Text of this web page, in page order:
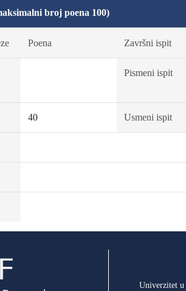
broj poena 100)
Poena Završni ispit
Pismeni ispit
40 Usmeni ispit
Univerzitet u